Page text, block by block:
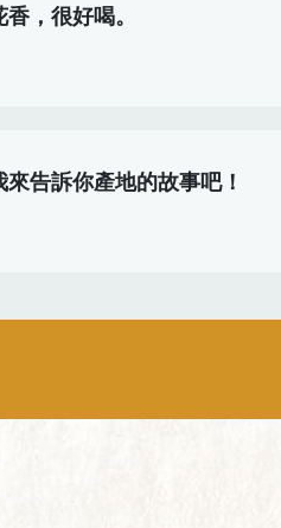
，很好喝。
告訴你產地的故事吧！